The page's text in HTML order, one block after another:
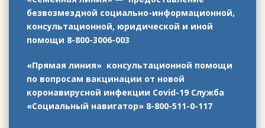
безвозмездной социально-информационной,
консультационной, юридической и иной
помощи 8-800-3006-003
«Прямая линия» консультационной помощи
по вопросам вакцинации от новой
коронавирусной инфекции Covid-19 Служба
«Социальный навигатор» 8-800-511-0-117